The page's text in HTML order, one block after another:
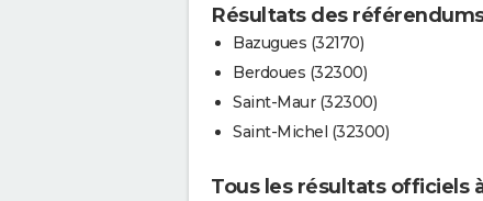
Résultats des
Bazugues (32170)
Berdoues (32300)
Saint-Maur (32300)
Saint-Michel (32300)
Tous les résultats officiels